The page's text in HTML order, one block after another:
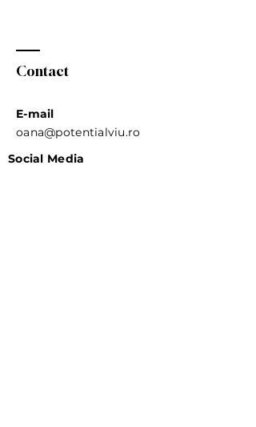
Contact
E-mail
oana@potentialviu.ro
Social Media